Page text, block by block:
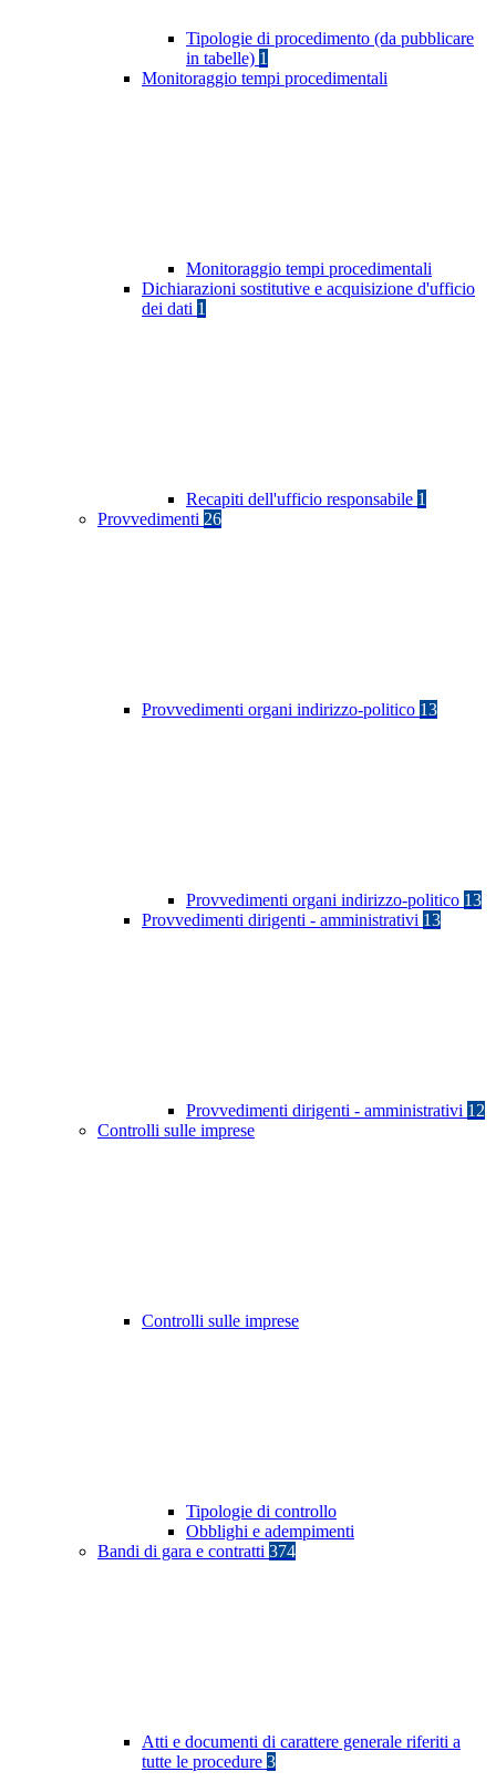
Tipologie di procedimento (da pubblicare
in tabelle) 1
Monitoraggio tempi procedimentali
Monitoraggio tempi procedimentali
Dichiarazioni sostitutive e acquisizione d'ufficio
dei dati 1
Recapiti dell'ufficio responsabile 1
Provvedimenti 26
Provvedimenti organi indirizzo-politico 13
Provvedimenti organi indirizzo-politico 13
Provvedimenti dirigenti - amministrativi 13
Provvedimenti dirigenti - amministrativi 12
Controlli sulle imprese
Controlli sulle imprese
Tipologie di controllo
Obblighi e adempimenti
Bandi di gara e contratti 374
Atti e documenti di carattere generale riferiti a
tutte le procedure 3